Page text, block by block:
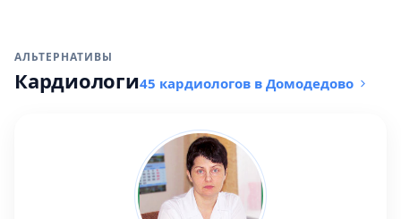
АЛЬТЕРНАТИВЫ
Кардиологи45 кардиологов в Домодедово